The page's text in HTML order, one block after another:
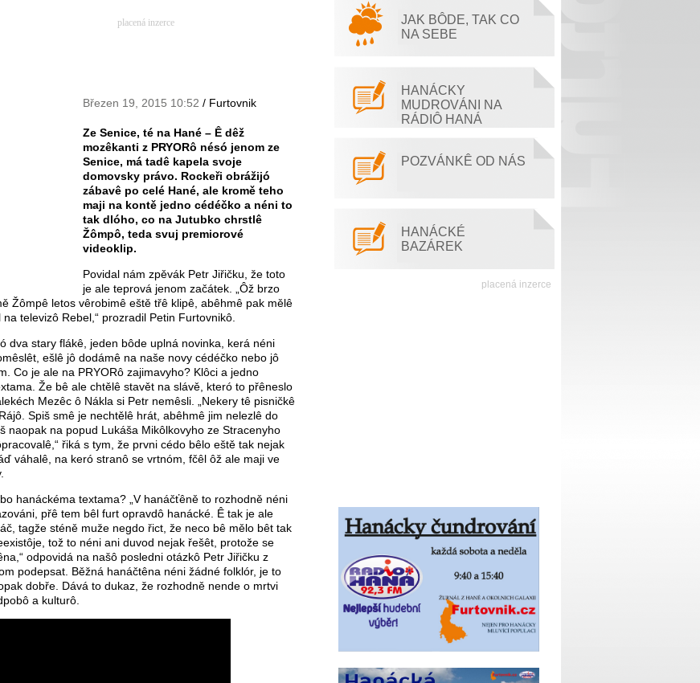
placená inzerce
Březen 19, 2015 10:52 / Furtovnik
Ze Senice, té na Hané – Ê dêž
mozêkanti z PRYORô nésó jenom ze
Senice, má tadê kapela svoje
domovsky právo. Rockeři obrážijó
zábavê po celé Hané, ale kromě teho
maji na kontě jedno cédéčko a néni to
tak dlóho, co na Jutubko chrstlê
Žômpô, teda svuj premiorové
videoklip.
Povidal nám zpěvák Petr Jiřičku, že toto
je ale teprová jenom začátek. „Ôž brzo
Žômpê letos vêrobimê eště třê klipê, abêhmê pak mělê
televizô Rebel,“ prozradil Petin Furtovnikô.
dva stary flákê, jeden bôde uplná novinka, kerá néni
ešlê jô dodámê na naše novy cédéčko nebo jô
Co je ale na PRYORô zajimavyho? Klôci a jedno
Že bê ale chtělê stavět na slávě, kteró to přêneslo
Mezêc ô Nákla si Petr nemêsli. „Nekery tê pisničkê
Spiš smê je nechtělê hrát, abêhmê jim nelezlê do
naopak na popud Lukáša Mikôlkovyho ze Stracenyho
řiká s tym, že prvni cédo bêlo eště tak nejak
váhalê, na keró stranô se vrtnóm, fčêl ôž ale maji ve
hanáckéma textama? „V hanáčťêně to rozhodně néni
přê tem bêl furt opravdô hanácké. Ê tak je ale
tagže sténě muže negdo řict, že neco bê mělo bêt tak
tož to néni ani duvod nejak řešêt, protože se
odpovidá na našô posledni otázkô Petr Jiřičku z
podepsat. Běžná hanáčtêna néni žádné folklór, je to
dobře. Dává to dukaz, že rozhodně nende o mrtvi
a kulturô.
JAK BÔDE, TAK CO
NA SEBE
HANÁCKY
MUDROVÁNI NA
RÁDIÔ HANÁ
POZVÁNKÊ OD NÁS
HANÁCKÉ
BAZÁREK
placená inzerce